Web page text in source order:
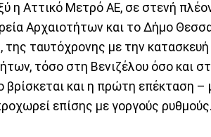
η Αττικό Μετρό ΑΕ, σε στενή
Αρχαιοτήτων και το Δήμο
της ταυτόχρονης με την
τόσο στη Βενιζέλου όσο και
και η πρώτη επέκταση
επίσης με γοργούς ρυθμούς.